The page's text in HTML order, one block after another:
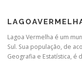
Lagoa Vermelha é um
Sul. Sua população, de
Geografia e Estatística, é